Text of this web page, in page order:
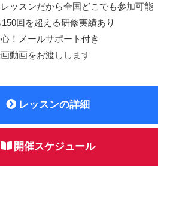
レッスンだから全国どこでも参加可能
150回を超える研修実績あり
！メールサポート付き
動画をお渡しします
レッスンの詳細
開催スケジュール